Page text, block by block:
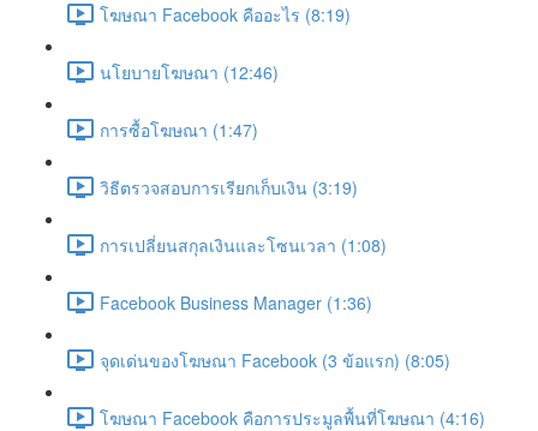
โฆษณา Facebook คืออะไร (8:19)
นโยบายโฆษณา (12:46)
การซื้อโฆษณา (1:47)
วิธีตรวจสอบการเรียกเก็บเงิน (3:19)
การเปลี่ยนสกุลเงินและโซนเวลา (1:08)
Facebook Business Manager (1:36)
จุดเด่นของโฆษณา Facebook (3 ข้อแรก) (8:05)
โฆษณา Facebook คือการประมูลพื้นที่โฆษณา (4:16)